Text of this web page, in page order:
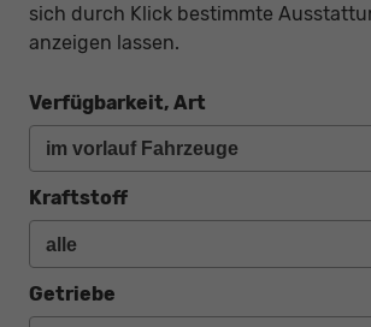
sich durch Klick bestimmte
anzeigen lassen.
Verfügbarkeit, Art
Kraftstoff
Getriebe